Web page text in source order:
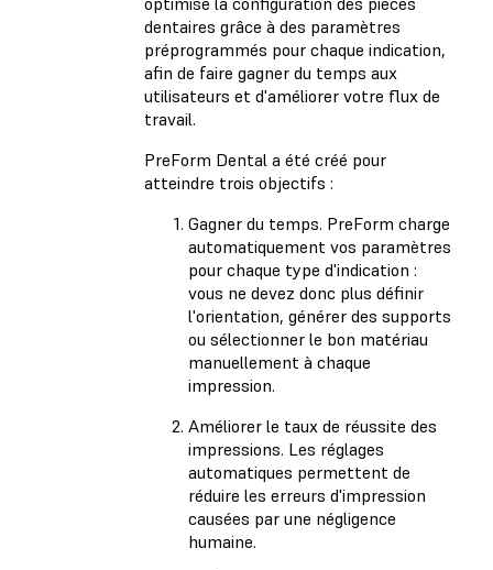
dentaires grâce à des paramètres
préprogrammés pour chaque indication,
afin de faire gagner du temps aux
utilisateurs et d'améliorer votre flux de
travail.
PreForm Dental a été créé pour
atteindre trois objectifs :
Gagner du temps. PreForm charge
automatiquement vos paramètres
pour chaque type d'indication :
vous ne devez donc plus définir
l'orientation, générer des supports
ou sélectionner le bon matériau
manuellement à chaque
impression.
Améliorer le taux de réussite des
impressions. Les réglages
automatiques permettent de
réduire les erreurs d'impression
causées par une négligence
humaine.